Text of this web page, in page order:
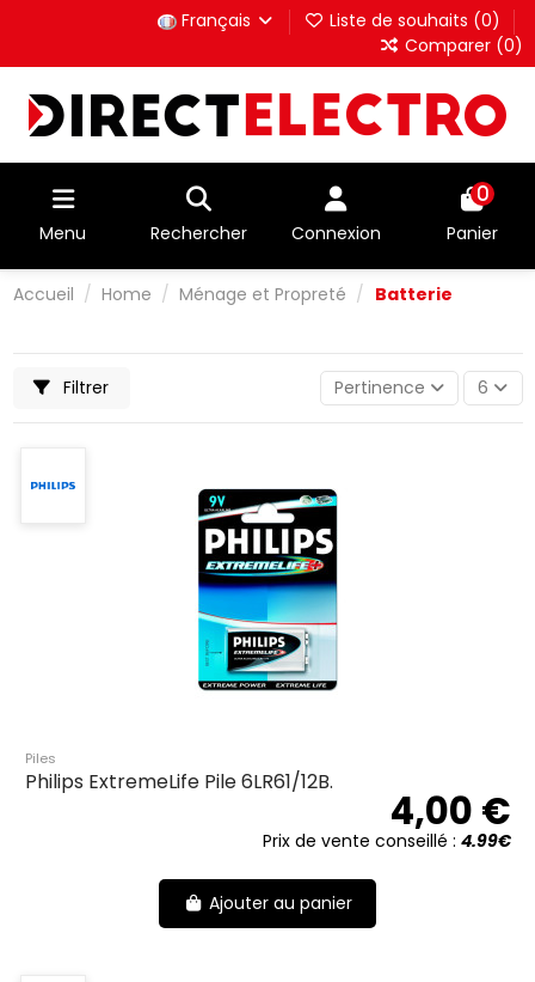
Français Liste de souhaits (0)
Comparer (0)
Menu Rechercher Connexion
0
Panier
Accueil Home Ménage et Propreté Batterie
Filtrer Pertinence 6
Piles
Philips ExtremeLife Pile 6LR61/12B.
4,00 €
Prix de vente conseillé : 4.99€
Ajouter au panier